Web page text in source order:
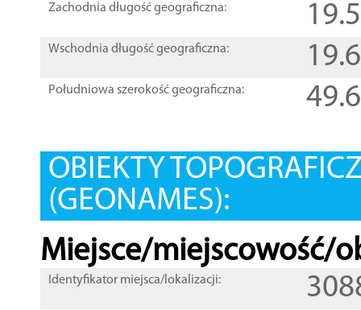
Zachodnia długość geograficzna:
Wschodnia długość geograficzna:
Południowa szerokość geograficzna:
OBIEKTY
(GEONAMES):
Miejsce/miejscowość/
Identyfikator miejsca/lokalizacji: